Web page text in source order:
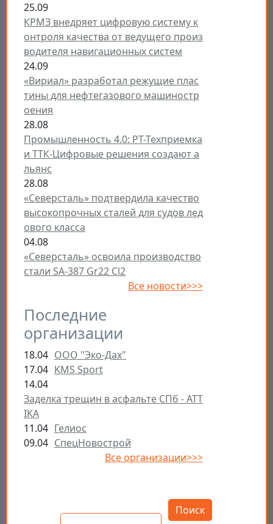
25.09
КРМЗ внедряет цифровую систему к
онтроля качества от ведущего произ
водителя навигационных систем
24.09
«Вириал» разработал режущие плас
тины для нефтегазового машиностр
оения
28.08
Промышленность 4.0: РТ-Техприемка
и ТТК-Цифровые решения создают а
льянс
28.08
«Северсталь» подтвердила качество
высокопрочных сталей для судов лед
ового класса
04.08
«Северсталь» освоила производство
стали SA-387 Gr22 Cl2
Все новости>>>
Последние
организации
18.04 ООО "Эко-Дах"
17.04 KMS Sport
14.04
Заделка трещин в асфальте СПб - ATT
IKA
11.04 Гелиос
09.04 СпецНовострой
Все организации>>>